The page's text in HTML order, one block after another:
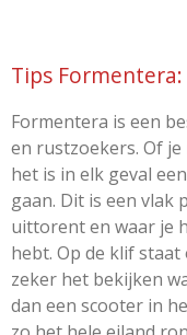
Tips
Formentera is een
en rustzoekers. Of
het is in elk geval
gaan. Dit is een vlak
uittorent en waar je
hebt. Op de klif
zeker het bekijken
dan een scooter in